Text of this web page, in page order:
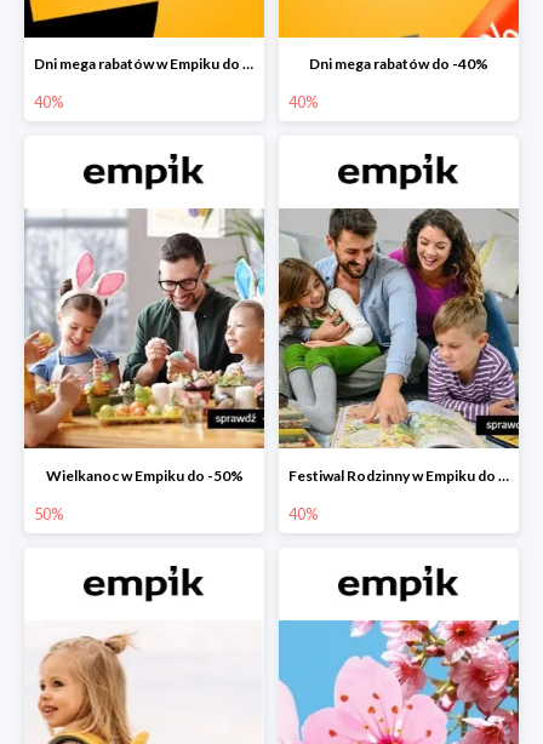
Dni mega rabatów w Empiku do -40%
40%
Dni mega rabatów do -40%
40%
Wielkanoc w Empiku do -50%
50%
Festiwal Rodzinny w Empiku do -40%
40%